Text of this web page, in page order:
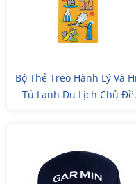
Bộ Thẻ Treo Hành Lý Và
Tủ Lạnh Du Lịch Chủ Đề